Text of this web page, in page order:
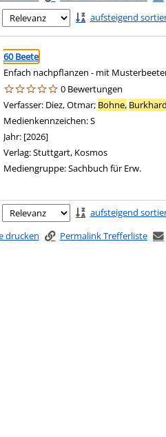
aufsteigend
springen
60 Beete
Enfach nachpflanzen - mit
0 Bewertungen
Verfasser: Diez, Otmar; Bohne, Burkhard
Medienkennzeichen:S
Jahr: [2026]
Verlag:Stuttgart, Kosmos
Mediengruppe:Sachbuch für Erw.
springen
aufsteigend
drucken
Permalink Trefferliste